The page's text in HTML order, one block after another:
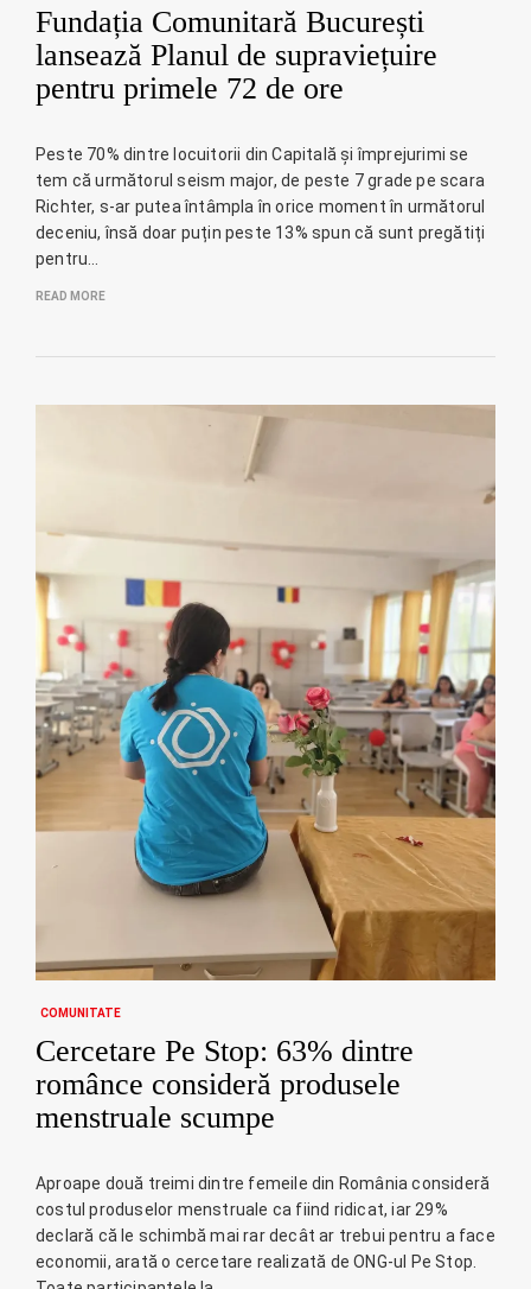
Fundația Comunitară București
lansează Planul de supraviețuire
pentru primele 72 de ore
Peste 70% dintre locuitorii din Capitală și împrejurimi se
tem că următorul seism major, de peste 7 grade pe scara
Richter, s-ar putea întâmpla în orice moment în următorul
deceniu, însă doar puțin peste 13% spun că sunt pregătiți
pentru…
READ MORE
COMUNITATE
Cercetare Pe Stop: 63% dintre
românce consideră produsele
menstruale scumpe
Aproape două treimi dintre femeile din România consideră
costul produselor menstruale ca fiind ridicat, iar 29%
declară că le schimbă mai rar decât ar trebui pentru a face
economii, arată o cercetare realizată de ONG-ul Pe Stop.